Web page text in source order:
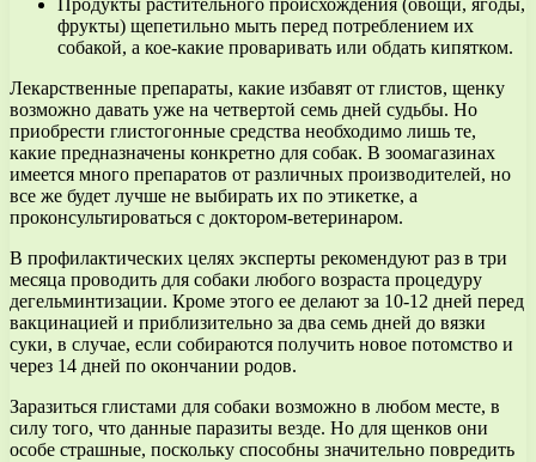
Продукты растительного происхождения (овощи, ягоды,
фрукты) щепетильно мыть перед потреблением их
собакой, а кое-какие проваривать или обдать кипятком.
Лекарственные препараты, какие избавят от глистов, щенку
возможно давать уже на четвертой семь дней судьбы. Но
приобрести глистогонные средства необходимо лишь те,
какие предназначены конкретно для собак. В зоомагазинах
имеется много препаратов от различных производителей, но
все же будет лучше не выбирать их по этикетке, а
проконсультироваться с доктором-ветеринаром.
В профилактических целях эксперты рекомендуют раз в три
месяца проводить для собаки любого возраста процедуру
дегельминтизации. Кроме этого ее делают за 10-12 дней перед
вакцинацией и приблизительно за два семь дней до вязки
суки, в случае, если собираются получить новое потомство и
через 14 дней по окончании родов.
Заразиться глистами для собаки возможно в любом месте, в
силу того, что данные паразиты везде. Но для щенков они
особе страшные, поскольку способны значительно повредить